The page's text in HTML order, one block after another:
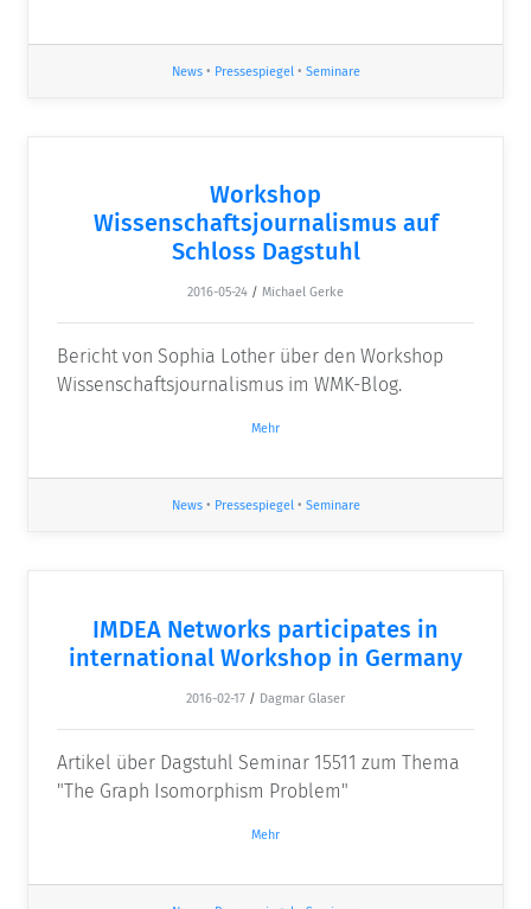
News• Pressespiegel• Seminare
Workshop
Wissenschaftsjournalismus auf
Schloss Dagstuhl
2016-05-24 / Michael Gerke
Bericht von Sophia Lother über den Workshop
Wissenschaftsjournalismus im WMK-Blog.
Mehr
News• Pressespiegel• Seminare
IMDEA Networks participates in
international Workshop in Germany
2016-02-17 / Dagmar Glaser
Artikel über Dagstuhl Seminar 15511 zum Thema
"The Graph Isomorphism Problem"
Mehr